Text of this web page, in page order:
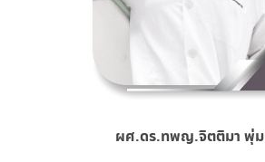
ผศ.ดร.ทพญ.จิตติมา พุ่